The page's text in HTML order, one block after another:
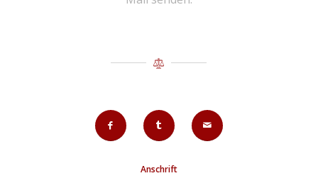
Anschrift